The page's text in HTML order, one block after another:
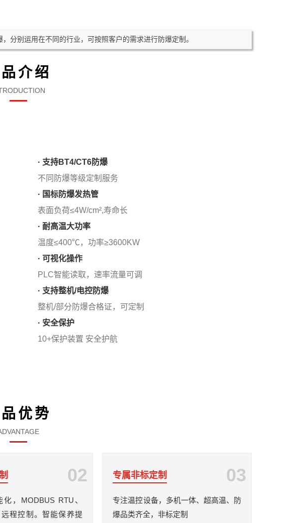
分别运用在不同的行业，可按照客户的需求进行防爆定制。
介绍
· 支持BT4/CT6防爆
不同防爆等级定制服务
· 国标防爆发热管
表面负荷≤4W/cm²,寿命长
· 耐高温大功率
温度≤400℃，功率≥3600KW
· 可视化操作
PLC智能读取，速率流量可调
· 支持整机/电控防爆
整机/部分防爆合格证，可定制
· 安全保护
10+保护装置 安全护航
优势
02
，MODBUS RTU、
远程控制。智能保养提
专属非标定制 03
专注温控设备，多机一体、超高温、防
爆品类齐全，非标定制